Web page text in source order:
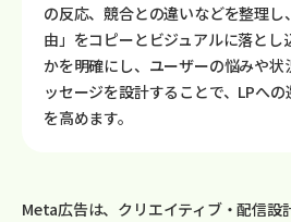
の反応、競合との違いなどを整理
由」をコピーとビジュアルに落とし
かを明確にし、ユーザーの悩みや状
ッセージを設計することで、LPへ
を高めます。
Meta広告は、クリエイティブ・配信設